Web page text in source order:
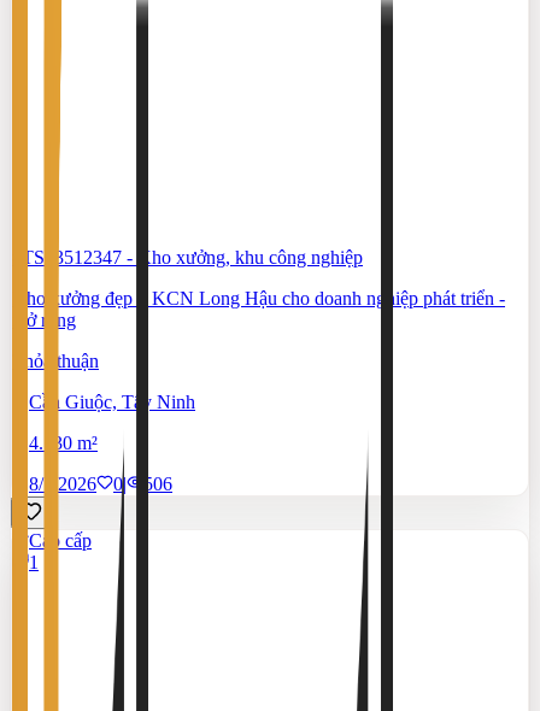
#TS83512347 -
Kho xưởng, khu công nghiệp
Kho xưởng đẹp ở KCN Long Hậu cho doanh nghiệp phát triển -
mở rộng
Thỏa thuận
Cần Giuộc, Tây Ninh
4.130 m²
8/7/2026
0| 506
Cao cấp
1